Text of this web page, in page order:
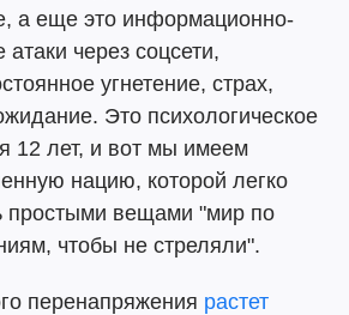
а еще это информационно-
атаки через соцсети,
угнетение, страх,
Это психологическое
12 лет, и вот мы имеем
нацию, которой легко
простыми вещами "мир по
чтобы не стреляли".
перенапряжения растет